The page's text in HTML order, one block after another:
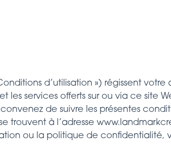
d’utilisation ») régissent
services offerts sur ou via ce site
de suivre les présentes
trouvent à l’adresse
ou la politique de confidentialité,